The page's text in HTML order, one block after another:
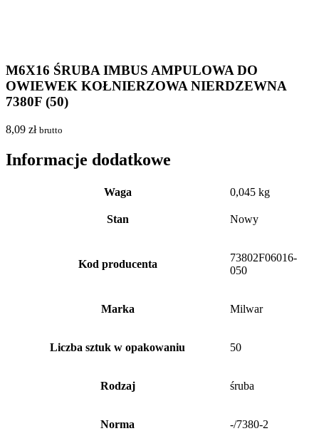
M6X16 ŚRUBA IMBUS AMPULOWA DO
OWIEWEK KOŁNIERZOWA NIERDZEWNA
7380F (50)
8,09 zł brutto
Informacje dodatkowe
Waga 0,045 kg
Stan Nowy
Kod producenta
73802F06016-
050
Marka Milwar
Liczba sztuk w opakowaniu 50
Rodzaj śruba
Norma -/7380-2